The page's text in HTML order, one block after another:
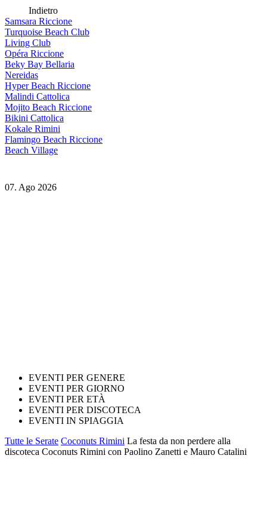
Indietro
Samsara Riccione
Turquoise Beach Club
Living Club
Opéra Riccione
Beky Bay Bellaria
Nereidas
Hyper Beach Riccione
Malindi Cattolica
Mojito Beach Riccione
Bikini Cattolica
Kokale Rimini
Flamingo Beach Riccione
Beach Village
07. Ago 2026
EVENTI PER GENERE
EVENTI PER GIORNO
EVENTI PER ETÀ
EVENTI PER DISCOTECA
EVENTI IN SPIAGGIA
Tutte le Serate Coconuts Rimini La festa da non perdere alla
discoteca Coconuts Rimini con Paolino Zanetti e Mauro Catalini